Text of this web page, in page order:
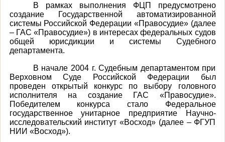
В рамках выполнения ФЦП предусмотрено
создание Государственной автоматизированной
системы Российской Федерации «Правосудие» (далее
– ГАС «Правосудие») в интересах федеральных судов
общей юрисдикции и системы Судебного
департамента.
В начале 2004 г. Судебным департаментом при
Верховном Суде Российской Федерации был
проведен открытый конкурс по выбору головного
исполнителя на создание ГАС «Правосудие».
Победителем конкурса стало Федеральное
государственное унитарное предприятие Научно-
исследовательский институт «Восход» (далее – ФГУП
НИИ «Восход»).